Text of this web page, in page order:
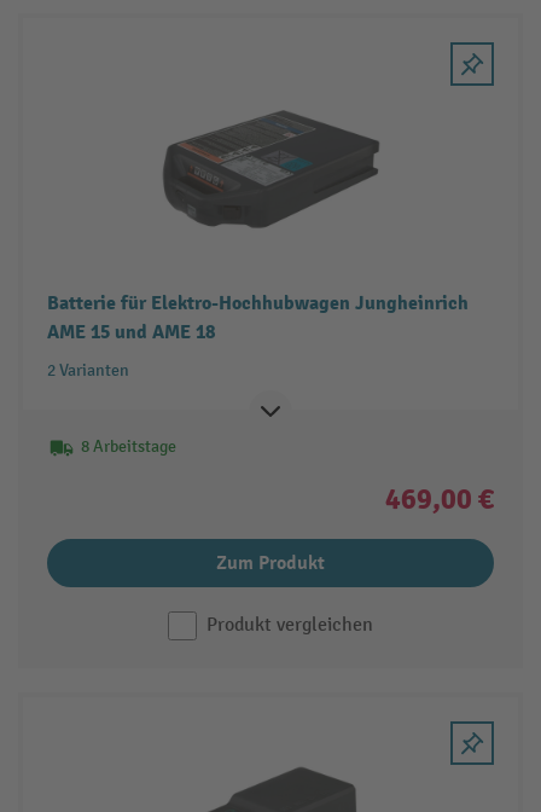
Batterie für Elektro-Hochhubwagen Jungheinrich
AME 15 und AME 18
2 Varianten
8 Arbeitstage
469,00 €
Zum Produkt
Produkt vergleichen